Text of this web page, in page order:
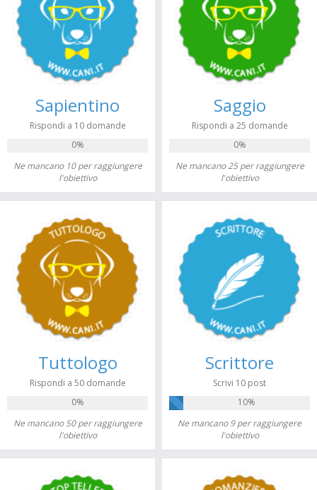
Sapientino
Rispondi a 10 domande
0%
Ne mancano 10 per raggiungere
l'obiettivo
Saggio
Rispondi a 25 domande
0%
Ne mancano 25 per raggiungere
l'obiettivo
Tuttologo
Rispondi a 50 domande
0%
Ne mancano 50 per raggiungere
l'obiettivo
Scrittore
Scrivi 10 post
10%
Ne mancano 9 per raggiungere
l'obiettivo